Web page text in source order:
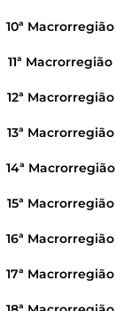
10ª Macrorregião
11ª Macrorregião
12ª Macrorregião
13ª Macrorregião
14ª Macrorregião
15ª Macrorregião
16ª Macrorregião
17ª Macrorregião